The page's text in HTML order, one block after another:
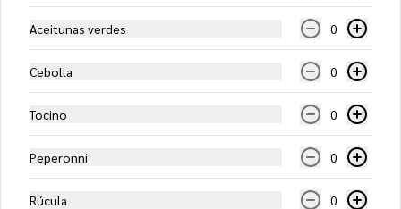
Ranchera (Mediana)
Salsa jalisco, mozzarella, tomate,
carne, pimentón verde y choclo
$12.450
Aceitunas verdes 0
Cebolla 0
Tocino 0
Peperonni 0
Rúcula 0